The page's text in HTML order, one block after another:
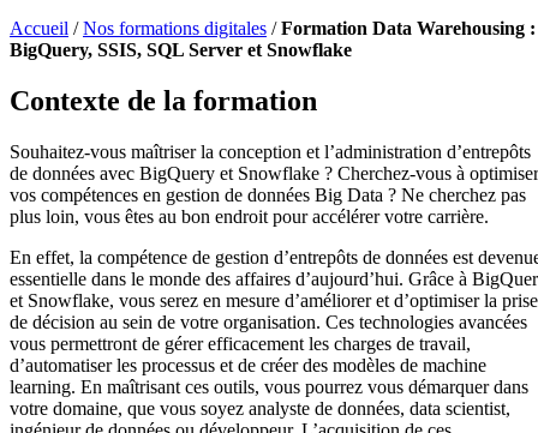
Accueil /Nos formations digitales /Formation Data Warehousing :
BigQuery, SSIS, SQL Server et Snowflake
Contexte de la formation
Souhaitez-vous maîtriser la conception et l’administration d’entrepôts
de données avec BigQuery et Snowflake ? Cherchez-vous à optimiser
vos compétences en gestion de données Big Data ? Ne cherchez pas
plus loin, vous êtes au bon endroit pour accélérer votre carrière.
En effet, la compétence de gestion d’entrepôts de données est
essentielle dans le monde des affaires d’aujourd’hui. Grâce à
et Snowflake, vous serez en mesure d’améliorer et d’optimiser la prise
de décision au sein de votre organisation. Ces technologies avancées
vous permettront de gérer efficacement les charges de travail,
d’automatiser les processus et de créer des modèles de machine
learning. En maîtrisant ces outils, vous pourrez vous démarquer dans
votre domaine, que vous soyez analyste de données, data scientist,